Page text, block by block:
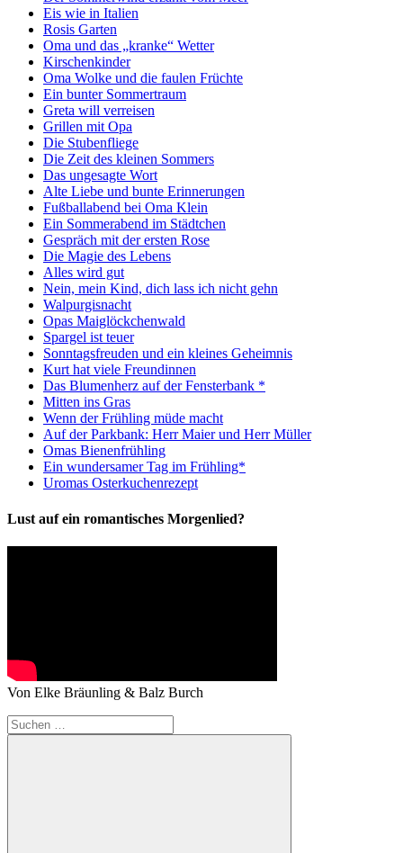
Eis wie in Italien
Rosis Garten
Oma und das „kranke“ Wetter
Kirschenkinder
Oma Wolke und die faulen Früchte
Ein bunter Sommertraum
Greta will verreisen
Grillen mit Opa
Die Stubenfliege
Die Zeit des kleinen Sommers
Das ungesagte Wort
Alte Liebe und bunte Erinnerungen
Fußballabend bei Oma Klein
Ein Sommerabend im Städtchen
Gespräch mit der ersten Rose
Die Magie des Lebens
Alles wird gut
Nein, mein Kind, dich lass ich nicht gehn
Walpurgisnacht
Opas Maiglöckchenwald
Spargel ist teuer
Sonntagsfreuden und ein kleines Geheimnis
Kurt hat viele Freundinnen
Das Blumenherz auf der Fensterbank *
Mitten ins Gras
Wenn der Frühling müde macht
Auf der Parkbank: Herr Maier und Herr Müller
Omas Bienenfrühling
Ein wundersamer Tag im Frühling*
Uromas Osterkuchenrezept
Lust auf ein romantisches Morgenlied?
Von Elke Bräunling & Balz Burch
Suchen
nach: